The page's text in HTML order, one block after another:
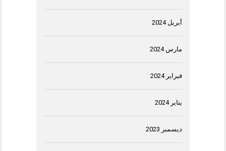
أبريل 2024
مارس 2024
فبراير 2024
يناير 2024
ديسمبر 2023